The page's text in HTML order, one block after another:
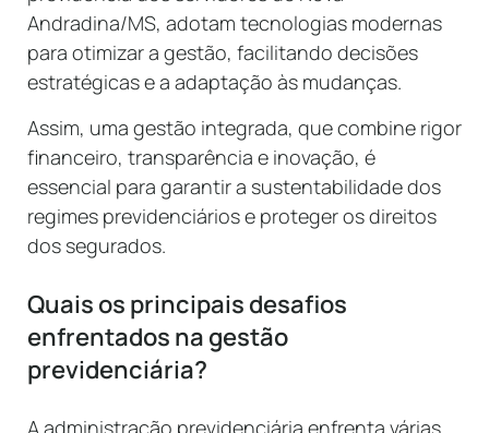
Andradina/MS, adotam tecnologias modernas
para otimizar a gestão, facilitando decisões
estratégicas e a adaptação às mudanças.
Assim, uma gestão integrada, que combine rigor
financeiro, transparência e inovação, é
essencial para garantir a sustentabilidade dos
regimes previdenciários e proteger os direitos
dos segurados.
Quais os principais desafios
enfrentados na gestão
previdenciária?
A administração previdenciária enfrenta várias